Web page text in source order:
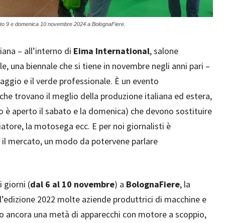
9 e domenica 10 novembre 2024 a BolognaFiere.
– all’interno di Eima International, salone
una biennale che si tiene in novembre negli anni pari –
e il verde professionale. È un evento
trovano il meglio della produzione italiana ed estera,
è aperto il sabato e la domenica) che devono sostituire
la motosega ecc. E per noi giornalisti è
mercato, un modo da potervene parlare
giorni (dal 6 al 10 novembre) a BolognaFiere, la
2022 molte aziende produttrici di macchine e
una metà di apparecchi con motore a scoppio,